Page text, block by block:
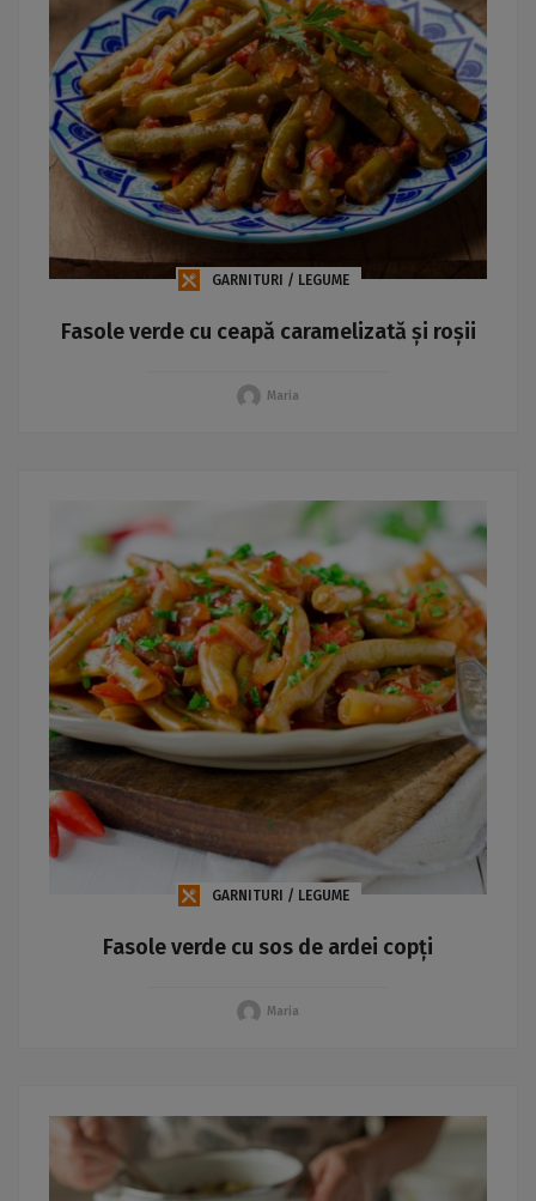
GARNITURI / LEGUME
Fasole verde cu ceapă caramelizată și roșii
Maria
GARNITURI / LEGUME
Fasole verde cu sos de ardei copți
Maria